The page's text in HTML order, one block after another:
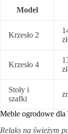
Model
Krzesło 2
zł
Krzesło 4
zł
Stoły i
szafki
Meble ogrodowe dla
Relaks na świeżym